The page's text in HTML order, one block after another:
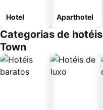
Hotel Aparthotel
Categorias de
Town